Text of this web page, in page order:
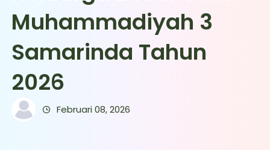
Muhammadiyah 3
Samarinda Tahun
2026
Februari 08, 2026